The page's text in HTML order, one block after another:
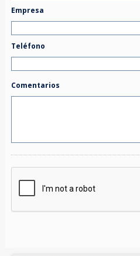
Empresa
Teléfono
Comentarios